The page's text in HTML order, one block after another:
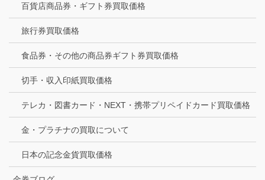
百貨店商品券・ギフト券買取価格
旅行券買取価格
食品券・その他の商品券ギフト券買取価格
切手・収入印紙買取価格
テレカ・図書カード・NEXT・携帯プリペイドカード買取価格
金・プラチナの買取について
日本の記念金貨買取価格